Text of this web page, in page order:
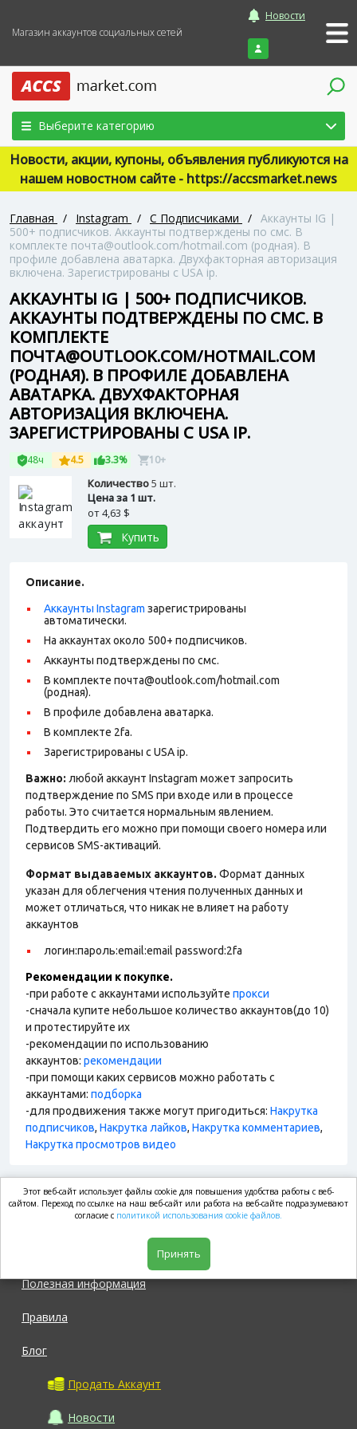
Магазин аккаунтов социальных сетей
Новости
Войти
Выберите категорию
Новости, акции, купоны, объявления публикуются на
нашем новостном сайте - https://accsmarket.news
Главная / Instagram / С Подписчиками / Аккаунты IG |
500+ подписчиков. Аккаунты подтверждены по смс. В
комплекте почта@outlook.com/hotmail.com (родная). В
профиле добавлена аватарка. Двухфакторная авторизация
включена. Зарегистрированы с USA ip.
АККАУНТЫ IG | 500+ ПОДПИСЧИКОВ.
АККАУНТЫ ПОДТВЕРЖДЕНЫ ПО СМС. В
КОМПЛЕКТЕ
ПОЧТА@OUTLOOK.COM/HOTMAIL.COM
(РОДНАЯ). В ПРОФИЛЕ ДОБАВЛЕНА
АВАТАРКА. ДВУХФАКТОРНАЯ
АВТОРИЗАЦИЯ ВКЛЮЧЕНА.
ЗАРЕГИСТРИРОВАНЫ С USA IP.
48ч 4.5 3.3% 10+
Количество5 шт.
Цена за 1 шт.
от4,63 $
Купить
Описание.
Аккаунты Instagram зарегистрированы
автоматически.
На аккаунтах около 500+ подписчиков.
Аккаунты подтверждены по смс.
В комплекте почта@outlook.com/hotmail.com
(родная).
В профиле добавлена аватарка.
В комплекте 2fa.
Зарегистрированы с USA ip.
Важно: любой аккаунт Instagram может запросить
подтверждение по SMS при входе или в процессе
работы. Это считается нормальным явлением.
Подтвердить его можно при помощи своего номера или
сервисов SMS-активаций.
Формат выдаваемых аккаунтов. Формат данных
указан для облегчения чтения полученных данных и
может отличаться, что никак не влияет на работу
аккаунтов
логин:пароль:email:email password:2fa
Рекомендации к покупке.
-при работе с аккаунтами используйте прокси
-сначала купите небольшое количество аккаунтов(до 10)
и протестируйте их
-рекомендации по использованию
аккаунтов: рекомендации
-при помощи каких сервисов можно работать с
аккаунтами: подборка
-для продвижения также могут пригодиться: Накрутка
подписчиков, Накрутка лайков, Накрутка комментариев,
Накрутка просмотров видео
market.com
Полезная информация
Правила
Блог
Продать Аккаунт
Новости
Этот веб-сайт использует файлы cookie для повышения удобства работы с веб-
сайтом. Переход по ссылке на наш веб-сайт или работа на веб-сайте подразумевают
согласие с политикой использования cookie файлов.
Принять